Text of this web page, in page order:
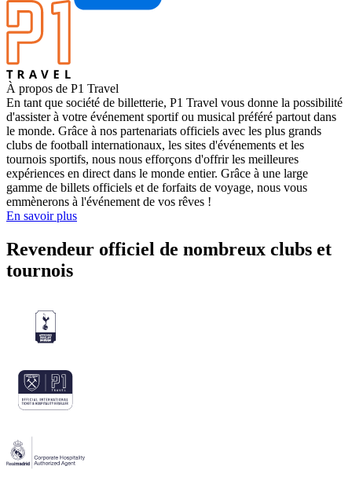
À propos de P1 Travel
En tant que société de billetterie, P1 Travel vous donne la possibilité
d'assister à votre événement sportif ou musical préféré partout dans
le monde. Grâce à nos partenariats officiels avec les plus grands
clubs de football internationaux, les sites d'événements et les
tournois sportifs, nous nous efforçons d'offrir les meilleures
expériences en direct dans le monde entier. Grâce à une large
gamme de billets officiels et de forfaits de voyage, nous vous
emmènerons à l'événement de vos rêves !
En savoir plus
Revendeur officiel de nombreux clubs et
tournois